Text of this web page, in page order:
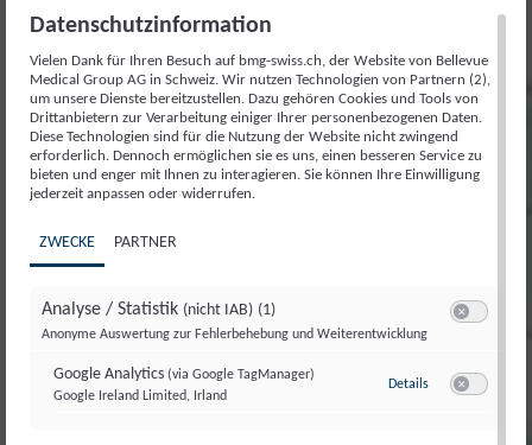
Datenschutzinformation
Vielen Dank für Ihren Besuch auf bmg-swiss.ch, der Website von Bellevue
Medical Group AG in Schweiz. Wir nutzen Technologien von Partnern (2),
um unsere Dienste bereitzustellen. Dazu gehören Cookies und Tools von
Drittanbietern zur Verarbeitung einiger Ihrer personenbezogenen Daten.
Diese Technologien sind für die Nutzung der Website nicht zwingend
erforderlich. Dennoch ermöglichen sie es uns, einen besseren Service zu
bieten und enger mit Ihnen zu interagieren. Sie können Ihre Einwilligung
jederzeit anpassen oder widerrufen.
ZWECKE PARTNER
Analyse / Statistik (nicht IAB) (1)
Anonyme Auswertung zur Fehlerbehebung und Weiterentwicklung
Google Analytics (via Google TagManager)
Google Ireland Limited, Irland
Detailszu Google